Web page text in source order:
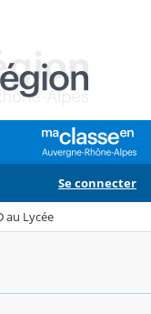
Se connecter
au Lycée